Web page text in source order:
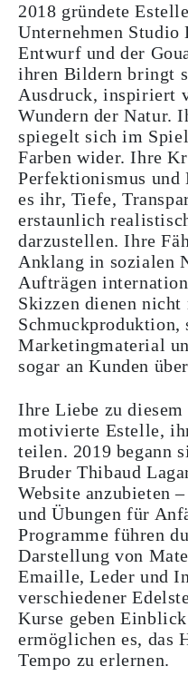
2018 gründete
Unternehmen Studio
Entwurf und der
ihren Bildern bringt
Ausdruck, inspiriert
Wundern der Natur.
spiegelt sich im
Farben wider. Ihre
Perfektionismus
es ihr, Tiefe,
erstaunlich
darzustellen. Ihre
Anklang in sozialen
Aufträgen
Skizzen dienen nicht
Schmuckproduktion,
Marketingmaterial
sogar an Kunden
Ihre Liebe zu
motivierte Estelle,
teilen. 2019 begann
Bruder Thibaud
Website anzubieten
und Übungen für
Programme führen
Darstellung von
Emaille, Leder und
verschiedener
Kurse geben
ermöglichen es, das
Tempo zu erlernen.